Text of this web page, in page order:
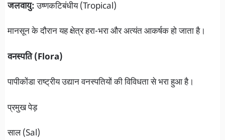
जलवायु:उष्णकटिबंधीय (Tropical)
मानसून के दौरान यह क्षेत्र हरा-भरा और अत्यंत आकर्षक हो जाता है।
वनस्पति (Flora)
पापीकोंडा राष्ट्रीय उद्यान वनस्पतियों की विविधता से भरा हुआ है।
प्रमुख पेड़
साल (Sal)